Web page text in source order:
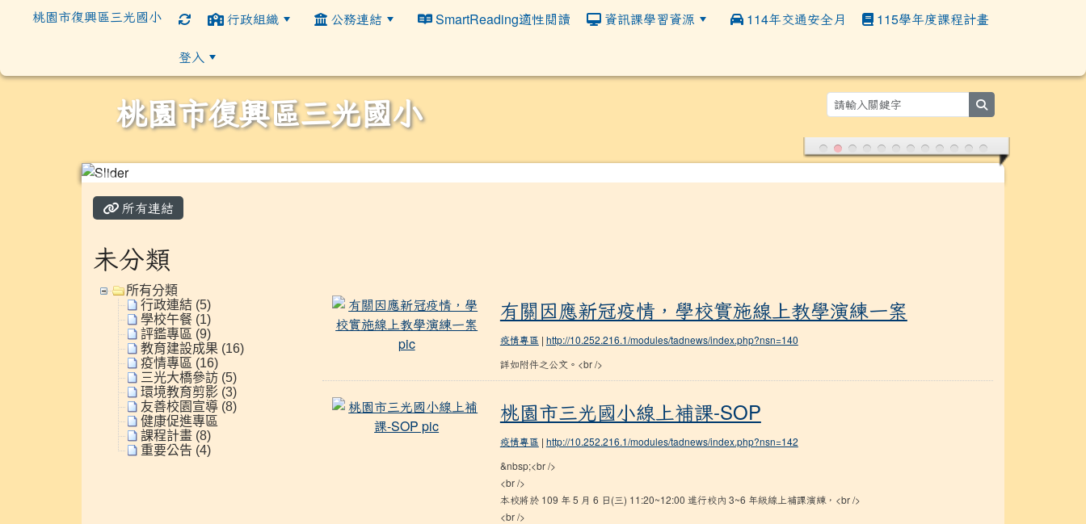
桃園市復興區三光國小 行政組織 公務連結 SmartReading適性閱讀 資訊課學習資源 114年交通安全月 115學年度課程計畫
登入
桃園市復興區三光國小
所有連結
未分類
所有分類
行政連結 (5)
學校午餐 (1)
評鑑專區 (9)
教育建設成果 (16)
疫情專區 (16)
三光大橋參訪 (5)
環境教育剪影 (3)
友善校園宣導 (8)
健康促進專區
課程計畫 (8)
重要公告 (4)
有關因應新冠疫情，學校實施線上教學演練一案
有關因應新冠疫情，學校實施線上教學演練一案
疫情專區 | http://10.252.216.1/modules/tadnews/index.php?nsn=140
詳如附件之公文。<br />
桃園市三光國小線上補課-SOP
桃園市三光國小線上補課-SOP
疫情專區 | http://10.252.216.1/modules/tadnews/index.php?nsn=142
&nbsp;<br />
<br />
本校將於 109 年 5 月 6 日(三) 11:20~12:00 進行校內 3~6 年級線上補課演練，<br />
<br />